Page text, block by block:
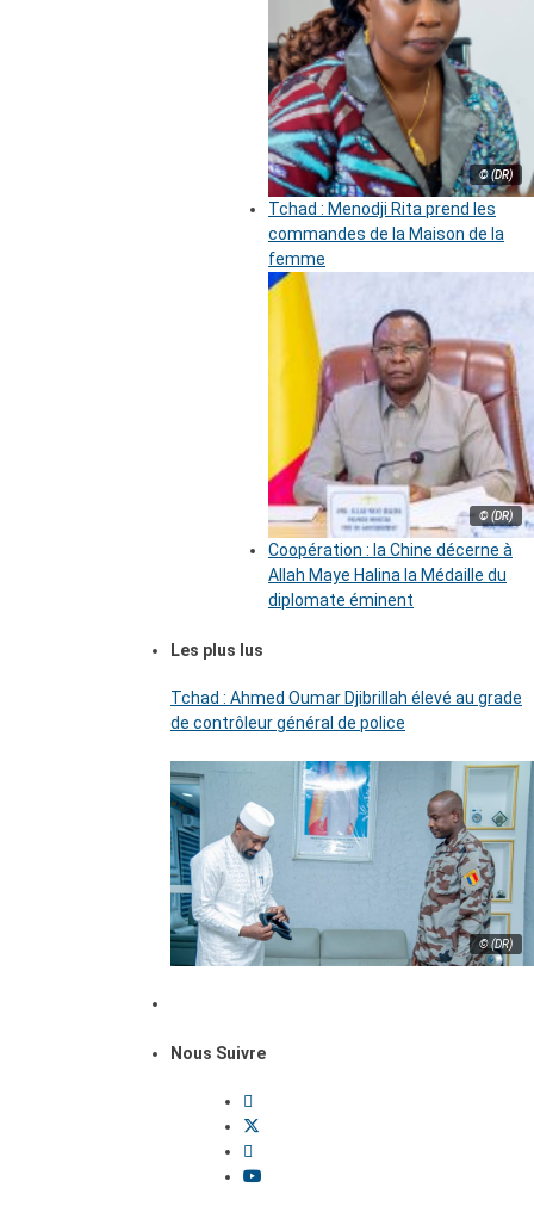
© (DR)
Tchad : Menodji Rita prend les
commandes de la Maison de la
femme
© (DR)
Coopération : la Chine décerne à
Allah Maye Halina la Médaille du
diplomate éminent
Les plus lus
Tchad : Ahmed Oumar Djibrillah élevé au grade
de contrôleur général de police
© (DR)
Nous Suivre